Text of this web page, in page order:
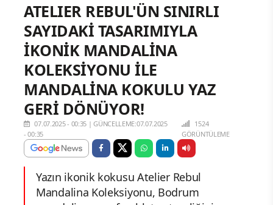
ATELIER REBUL'ÜN SINIRLI
SAYIDAKİ TASARIMIYLA
İKONİK MANDALİNA
KOLEKSİYONU İLE
MANDALİNA KOKULU YAZ
GERİ DÖNÜYOR!
07.07.2025 - 00:35 |GÜNCELLEME:07.07.2025
- 00:35
1524
GÖRÜNTÜLEME
Yazın ikonik kokusu Atelier Rebul
Mandalina Koleksiyonu, Bodrum